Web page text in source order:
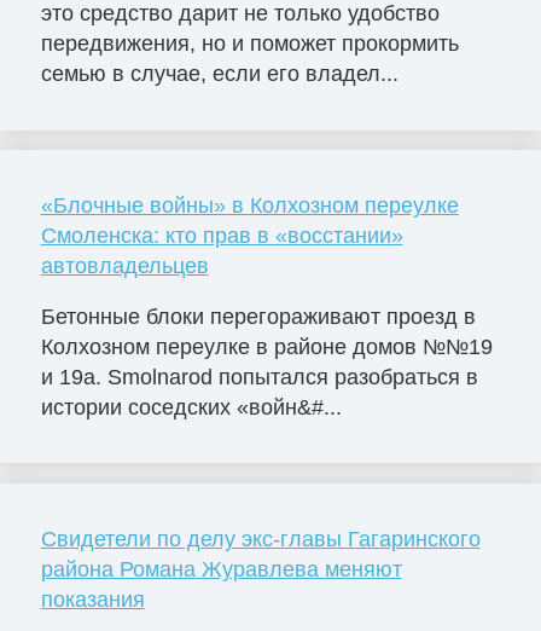
это средство дарит не только удобство
передвижения, но и поможет прокормить
семью в случае, если его владел...
«Блочные войны» в Колхозном переулке
Смоленска: кто прав в «восстании»
автовладельцев
Бетонные блоки перегораживают проезд в
Колхозном переулке в районе домов №№19
и 19а. Smolnarod попытался разобраться в
истории соседских «войн&#...
Свидетели по делу экс-главы Гагаринского
района Романа Журавлева меняют
показания